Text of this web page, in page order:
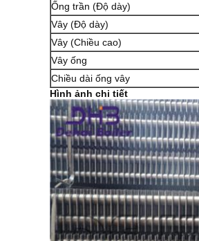
Ống trần (Độ dày)
Vây (Độ dày)
Vây (Chiều cao)
Vây ống
Chiều dài ống vây
Hình ảnh chi tiết